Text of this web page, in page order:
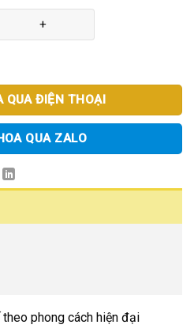
QUA ĐIỆN THOẠI
QUA ZALO
phong cách hiện đại